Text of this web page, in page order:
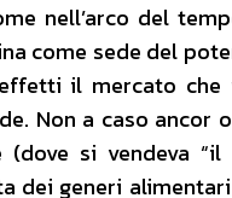
nell’arco del
come sede del
il mercato
Non a caso ancor
(dove si vendeva
dei generi